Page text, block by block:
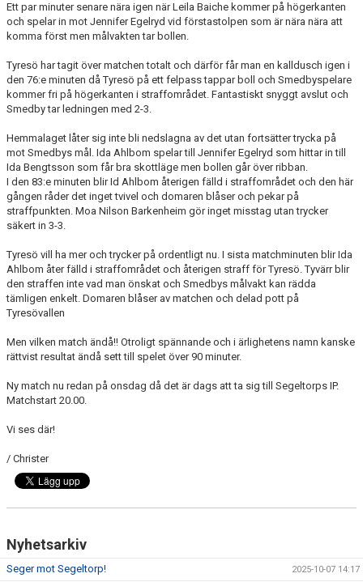
Ett par minuter senare nära igen när Leila Baiche kommer på högerkanten
och spelar in mot Jennifer Egelryd vid förstastolpen som är nära nära att
komma först men målvakten tar bollen.
Tyresö har tagit över matchen totalt och därför får man en kalldusch igen i
den 76:e minuten då Tyresö på ett felpass tappar boll och Smedbyspelare
kommer fri på högerkanten i straffområdet. Fantastiskt snyggt avslut och
Smedby tar ledningen med 2-3.
Hemmalaget låter sig inte bli nedslagna av det utan fortsätter trycka på
mot Smedbys mål. Ida Ahlbom spelar till Jennifer Egelryd som hittar in till
Ida Bengtsson som får bra skottläge men bollen går över ribban.
I den 83:e minuten blir Id Ahlbom återigen fälld i straffområdet och den här
gången råder det inget tvivel och domaren blåser och pekar på
straffpunkten. Moa Nilson Barkenheim gör inget misstag utan trycker
säkert in 3-3.
Tyresö vill ha mer och trycker på ordentligt nu. I sista matchminuten blir Ida
Ahlbom åter fälld i straffområdet och återigen straff för Tyresö. Tyvärr blir
den straffen inte vad man önskat och Smedbys målvakt kan rädda
tämligen enkelt. Domaren blåser av matchen och delad pott på
Tyresövallen
Men vilken match ändå!! Otroligt spännande och i ärlighetens namn kanske
rättvist resultat ändå sett till spelet över 90 minuter.
Ny match nu redan på onsdag då det är dags att ta sig till Segeltorps IP.
Matchstart 20.00.
Vi ses där!
/ Christer
Nyhetsarkiv
Seger mot Segeltorp! 2025-10-07 14:17